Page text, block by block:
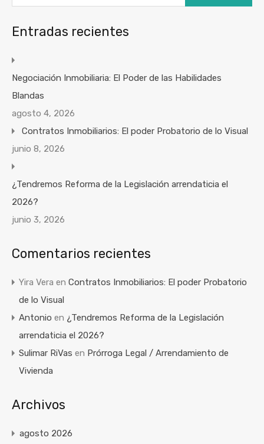
Entradas recientes
Negociación Inmobiliaria: El Poder de las Habilidades
Blandas
agosto 4, 2026
Contratos Inmobiliarios: El poder Probatorio de lo Visual
junio 8, 2026
¿Tendremos Reforma de la Legislación arrendaticia el
2026?
junio 3, 2026
Comentarios recientes
Yira Vera en Contratos Inmobiliarios: El poder Probatorio
de lo Visual
Antonio en ¿Tendremos Reforma de la Legislación
arrendaticia el 2026?
Sulimar RiVas en Prórroga Legal / Arrendamiento de
Vivienda
Archivos
agosto 2026